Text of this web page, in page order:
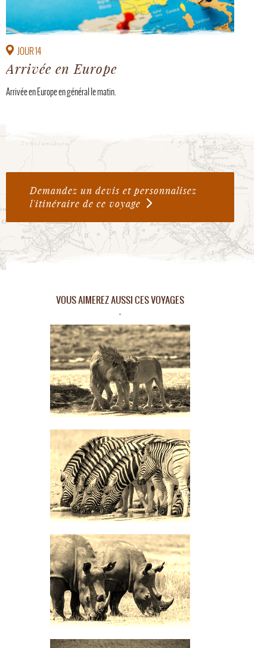
JOUR 14
Arrivée en Europe
Arrivée en Europe en général le matin.
Demandez un devis et personnalisez
l'itinéraire de ce voyage
VOUS AIMEREZ AUSSI CES VOYAGES